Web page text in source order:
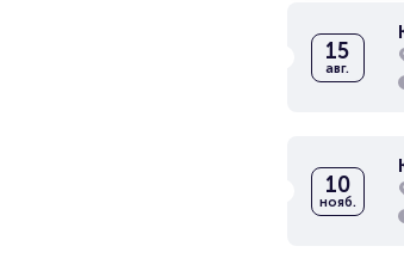
15
авг.
10
нояб.